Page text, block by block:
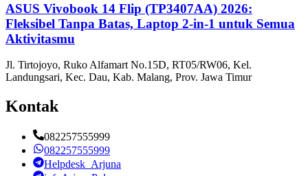
ASUS Vivobook 14 Flip (TP3407AA) 2026:
Fleksibel Tanpa Batas, Laptop 2-in-1 untuk Semua
Aktivitasmu
Jl. Tirtojoyo, Ruko Alfamart No.15D, RT05/RW06, Kel.
Landungsari, Kec. Dau, Kab. Malang, Prov. Jawa Timur
Kontak
082257555999
082257555999
Helpdesk_Arjuna